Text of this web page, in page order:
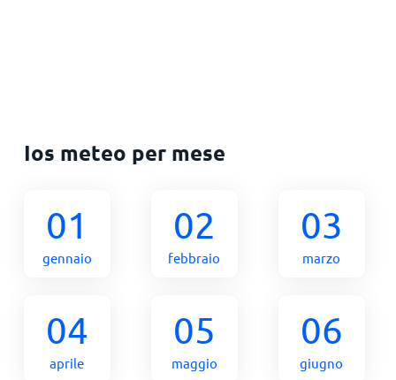
Ios meteo per mese
01
gennaio
02
febbraio
03
marzo
04
aprile
05
maggio
06
giugno